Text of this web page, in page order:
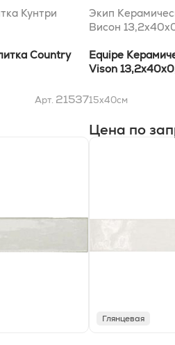
Кунтри
Country
Арт. 21537
Экип
Висон
Equipe
Vison
15x40см
Цена по
Глянцевая